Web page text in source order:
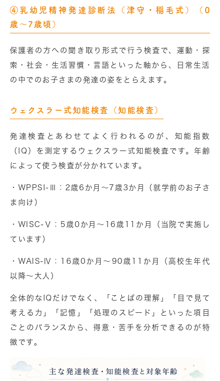
④乳幼児精神発達診断法（津守・稲毛式）（0
歳〜7歳頃）
保護者の方への聞き取り形式で行う検査で、運動・探
索・社会・生活習慣・言語といった軸から、日常生活
の中でのお子さまの発達の姿をとらえます。
ウェクスラー式知能検査（知能検査）
発達検査とあわせてよく行われるのが、知能指数
（IQ）を測定するウェクスラー式知能検査です。年齢
によって使う検査が分かれています。
・ WPPSI-Ⅲ
：2歳6か月〜7歳3か月（就学前のお子さ
ま向け）
・WISC-Ⅴ ：5歳0か月〜16歳11か月（当院で実施し
ています）
・WAIS-Ⅳ ：16歳0か月〜90歳11か月（高校生年代
以降〜大人）
全体的なIQだけでなく、「ことばの理解」「目で見て
考える力」「記憶」「処理のスピード」といった項目
ごとのバランスから、得意・苦手を分析できるのが特
徴です。